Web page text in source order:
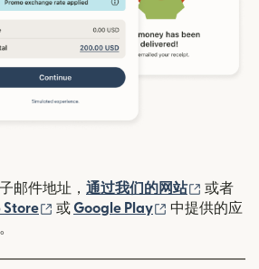
邮件地址， 通过我们的网站 （在新
或者
Store （在新窗口中打开）
或Google Play （在新窗口中
中提供的应